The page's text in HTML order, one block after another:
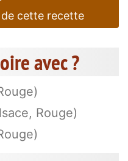
cette recette
avec ?
Rouge)